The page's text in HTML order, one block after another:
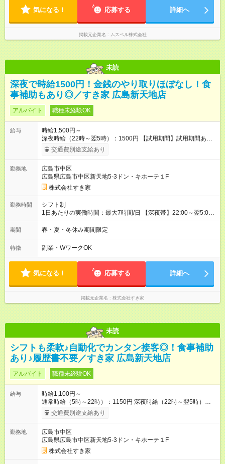
気になる！ 応募する 詳細へ
掲載元企業名 ムスベル株式会社
未読
深夜で時給1500円！金銭のやり取りほぼなし！食
事補助もあり◎／すき家 広島新天地店
アルバイト 職種未経験OK
給与
時給1,500円～
深夜時給（22時～翌5時）：1500円 【試用期間】試用期間あり
試用期間の長さ：1ヶ月 雇用形態、給与は本採用時と同じです。
試用期間の実態は30日（※条件変更なし）ですが、切り上げで
同時給）
交通費別途支給あり
勤務地
広島市中区
広島県広島市中区新天地5-3ドン・キホーテ１F
株式会社すき家
勤務時間
シフト制
1日あたりの実働時間：最大7時間/日 【深夜帯】22:00～翌5:00
週2日～・1日2h～OK◎ ※22:00から翌5:00までは18歳以上の方
のみ勤務可能です（18歳未満の深夜業務禁止のため） ★深夜で
す。 必ず、2名以上での勤務を行いますので、安心して働けま
す。
期間 春・夏・冬休み期間限定
特徴 副業・WワークOK
気になる！ 応募する 詳細へ
掲載元企業名 株式会社すき家
未読
シフトも柔軟♪自動化でカンタン接客◎！食事補助
あり♪履歴書不要／すき家 広島新天地店
アルバイト 職種未経験OK
給与
時給1,100円～
通常時給（5時～22時）：1150円 深夜時給（22時～翌5時）：
1500円 高校生時給：1100円 【特別手当】早朝手当（5：00-9：
00）時給+150円 【試用期間】試用期間あり 試用期間の長さ：1
30日（※条件変更なし）ですが、切り上げで一ヶ月とさせてい
ただきます。 研修制度あり：15時間(研修中も同時給）
交通費別途支給あり
勤務地
広島市中区
広島県広島市中区新天地5-3ドン・キホーテ１F
株式会社すき家